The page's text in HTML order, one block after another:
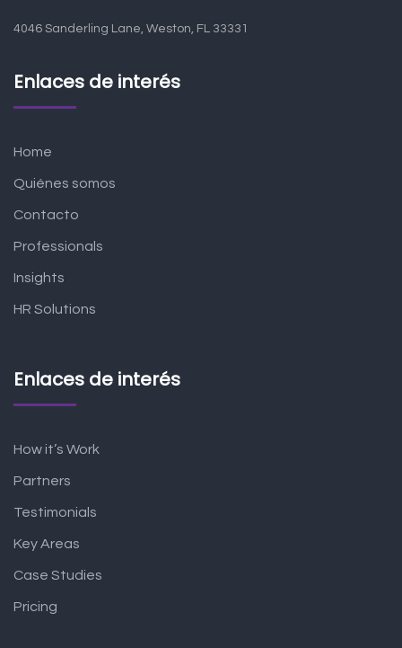
4046 Sanderling Lane, Weston, FL 33331
Enlaces de interés
Home
Quiénes somos
Contacto
Professionals
Insights
HR Solutions
Enlaces de interés
How it’s Work
Partners
Testimonials
Key Areas
Case Studies
Pricing